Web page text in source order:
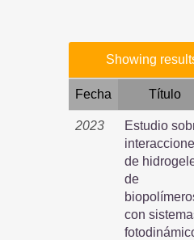
Showing
Fecha Título
2023
Estudio
de
de
con